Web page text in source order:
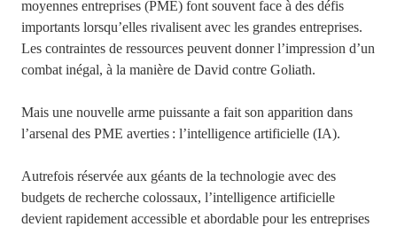
moyennes entreprises (PME) font souvent face à des défis
importants lorsqu’elles rivalisent avec les grandes entreprises.
Les contraintes de ressources peuvent donner l’impression d’un
combat inégal, à la manière de David contre Goliath.
Mais une nouvelle arme puissante a fait son apparition dans
l’arsenal des PME averties : l’intelligence artificielle (IA).
Autrefois réservée aux géants de la technologie avec des
budgets de recherche colossaux, l’intelligence artificielle
devient rapidement accessible et abordable pour les entreprises